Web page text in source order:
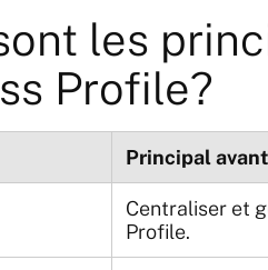
les
Profile?
Principal
Centraliser et
Profile.